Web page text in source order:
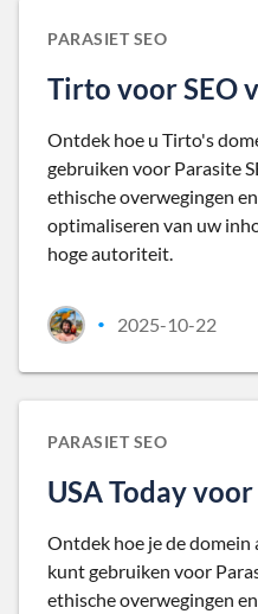
PARASIET SEO
Tirto voor SEO
Ontdek hoe u Tirto's
gebruiken voor Parasite
ethische overwegingen
optimaliseren van uw
hoge autoriteit.
• 2025-10-22
PARASIET SEO
USA Today
Ontdek hoe je de
kunt gebruiken voor
ethische overwegingen